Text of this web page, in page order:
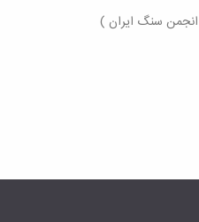
سنگ ایران )